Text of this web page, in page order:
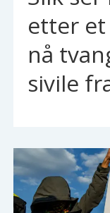
etter et
nå
sivile